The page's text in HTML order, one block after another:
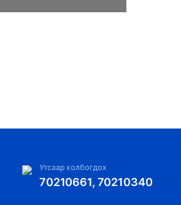
Утсаар холбогдох
70210661, 70210340